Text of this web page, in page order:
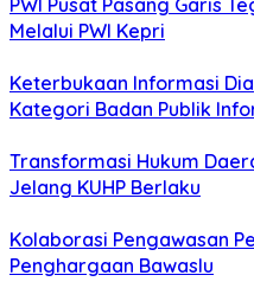
PWI Pusat Pasang Garis
Melalui PWI Kepri
Keterbukaan Informasi
Kategori Badan Publik
Transformasi Hukum
Jelang KUHP Berlaku
Kolaborasi Pengawasan
Penghargaan Bawaslu